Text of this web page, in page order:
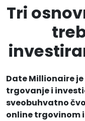
Tri
Date Millionaire
trgovanje i
sveobuhvatno
online trgovinom